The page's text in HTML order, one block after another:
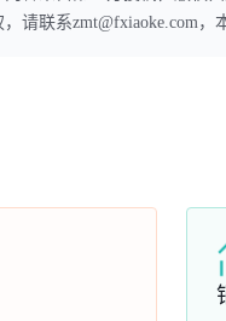
请联系zmt@fxiaoke.com